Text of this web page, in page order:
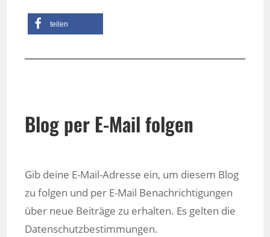
teilen
Blog per E-Mail folgen
Gib deine E-Mail-Adresse ein, um diesem Blog
zu folgen und per E-Mail Benachrichtigungen
über neue Beiträge zu erhalten. Es gelten die
Datenschutzbestimmungen.